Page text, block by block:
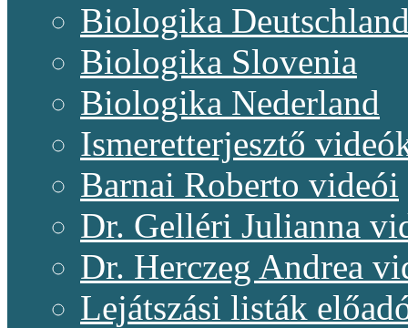
Biologika
Biologika Slovenia
Biologika Nederland
Ismeretterjesztő
Barnai Roberto videói
Dr. Gelléri Julianna
Dr. Herczeg Andrea
Lejátszási listák